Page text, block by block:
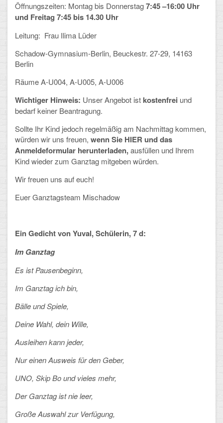
Sport
ORGANISATION
Abitur
Freistellung/Entschuldigung
Kurswahl 10. Kl.
Umwahl 11. Kl.
mPA
TERMINE
Lernraum Berlin
Öffnungszeiten: Montag bis Donnerstag7:45 –16:00 Uhr
und Freitag 7:45 bis 14.30 Uhr
Leitung: Frau Ilima Lüder
Schadow-Gymnasium-Berlin, Beuckestr. 27-29, 14163
Berlin
Räume A-U004, A-U005, A-U006
Wichtiger Hinweis: Unser Angebot ist kostenfrei und
bedarf keiner Beantragung.
Sollte Ihr Kind jedoch regelmäßig am Nachmittag kommen,
würden wir uns freuen, wenn Sie HIER und das
Anmeldeformular herunterladen,ausfüllen und Ihrem
Kind wieder zum Ganztag mitgeben würden.
Wir freuen uns auf euch!
Euer Ganztagsteam Mischadow
Ein Gedicht von Yuval, Schülerin, 7 d:
Im Ganztag
Es ist Pausenbeginn,
Im Ganztag ich bin,
Bälle und Spiele,
Deine Wahl, dein Wille,
Ausleihen kann jeder,
Nur einen Ausweis für den Geber,
UNO, Skip Bo und vieles mehr,
Der Ganztag ist nie leer,
Große Auswahl zur Verfügung,